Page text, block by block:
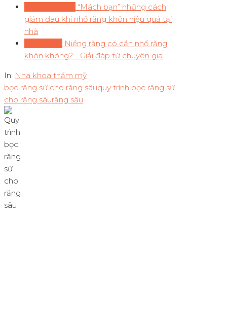
“Mách bạn” những cách
giảm đau khi nhổ răng khôn hiệu quả tại
nhà
Niềng răng có cần nhổ răng
khôn không? - Giải đáp từ chuyên gia
In: Nha khoa thẩm mỹ
bọc răng sứ cho răng sâuquy trình bọc răng sứ
cho răng sâurăng sâu